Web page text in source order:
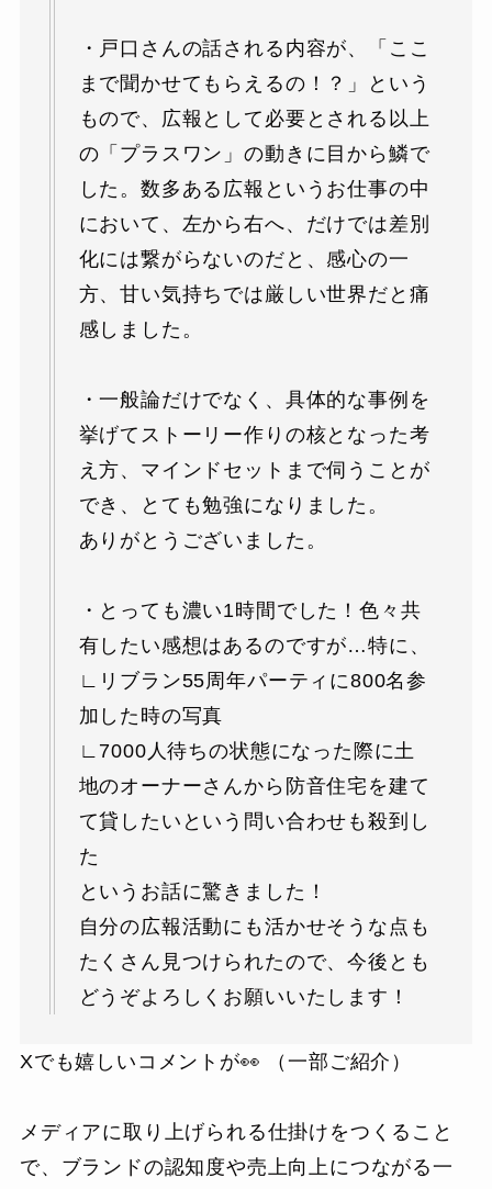
・戸口さんの話される内容が、「ここ
まで聞かせてもらえるの！？」という
もので、広報として必要とされる以上
の「プラスワン」の動きに目から鱗で
した。数多ある広報というお仕事の中
において、左から右へ、だけでは差別
化には繋がらないのだと、感心の一
方、甘い気持ちでは厳しい世界だと痛
感しました。
・一般論だけでなく、具体的な事例を
挙げてストーリー作りの核となった考
え方、マインドセットまで伺うことが
でき、とても勉強になりました。
ありがとうございました。
・とっても濃い1時間でした！色々共
有したい感想はあるのですが…特に、
∟リブラン55周年パーティに800名参
加した時の写真
∟7000人待ちの状態になった際に土
地のオーナーさんから防音住宅を建て
て貸したいという問い合わせも殺到し
た
というお話に驚きました！
自分の広報活動にも活かせそうな点も
たくさん見つけられたので、今後とも
どうぞよろしくお願いいたします！
Xでも嬉しいコメントが👀 （一部ご紹介）
メディアに取り上げられる仕掛けをつくること
で、ブランドの認知度や売上向上につながる一